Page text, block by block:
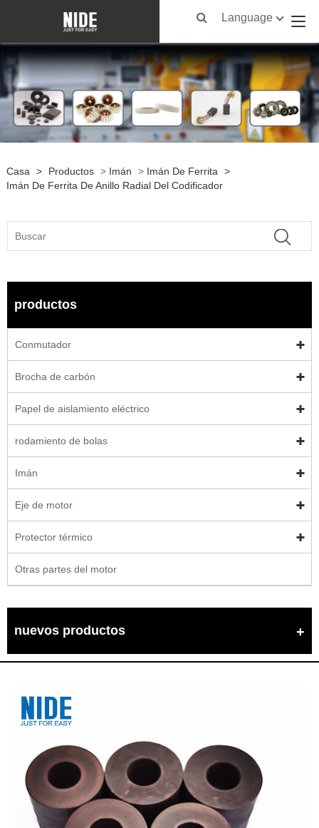
Language
Casa > Productos > Imán > Imán De Ferrita
>
Imán De Ferrita De Anillo Radial Del Codificador
productos
Conmutador
Brocha de carbón
Papel de aislamiento eléctrico
rodamiento de bolas
Imán
Eje de motor
Protector térmico
Otras partes del motor
nuevos productos